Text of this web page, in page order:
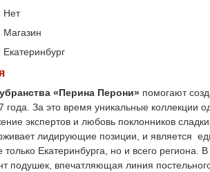
Нет
Магазин
Екатеринбург
«Перина Перони» помогают
За это время уникальные коллекции
экспертов и любовь поклонников
лидирующие позиции, и является
Екатеринбурга, но и всего региона.
подушек, впечатляющая линия